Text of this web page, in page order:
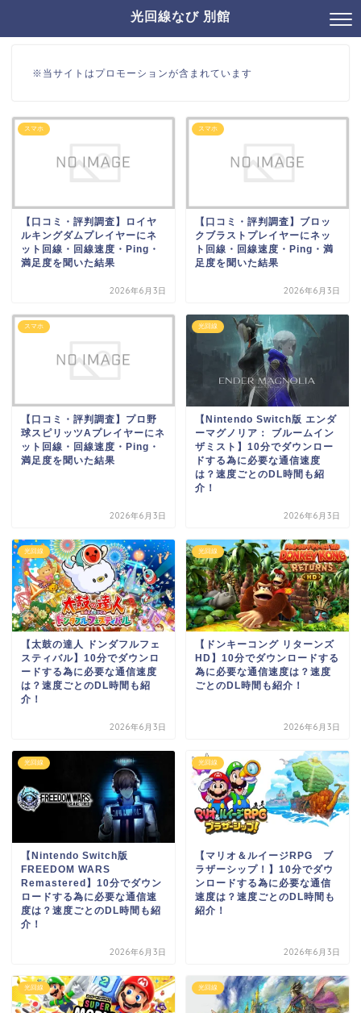
光回線なび 別館
※当サイトはプロモーションが含まれています
スマホ
【口コミ・評判調査】ロイヤ
ルキングダムプレイヤーにネ
ット回線・回線速度・Ping・
満足度を聞いた結果
2026年6月3日
スマホ
【口コミ・評判調査】ブロッ
クブラストプレイヤーにネッ
ト回線・回線速度・Ping・満
足度を聞いた結果
2026年6月3日
スマホ
【口コミ・評判調査】プロ野
球スピリッツAプレイヤーにネ
ット回線・回線速度・Ping・
満足度を聞いた結果
2026年6月3日
光回線
【Nintendo Switch版 エンダ
ーマグノリア： ブルームイン
ザミスト】10分でダウンロー
ドする為に必要な通信速度
は？速度ごとのDL時間も紹
介！
2026年6月3日
光回線
【太鼓の達人 ドンダフルフェ
スティバル】10分でダウンロ
ードする為に必要な通信速度
は？速度ごとのDL時間も紹
介！
2026年6月3日
光回線
【ドンキーコング リターンズ
HD】10分でダウンロードする
為に必要な通信速度は？速度
ごとのDL時間も紹介！
2026年6月3日
光回線
【Nintendo Switch版
FREEDOM WARS
Remastered】10分でダウン
ロードする為に必要な通信速
度は？速度ごとのDL時間も紹
介！
2026年6月3日
光回線
【マリオ＆ルイージRPG ブ
ラザーシップ！】10分でダウ
ンロードする為に必要な通信
速度は？速度ごとのDL時間も
紹介！
2026年6月3日
光回線 光回線